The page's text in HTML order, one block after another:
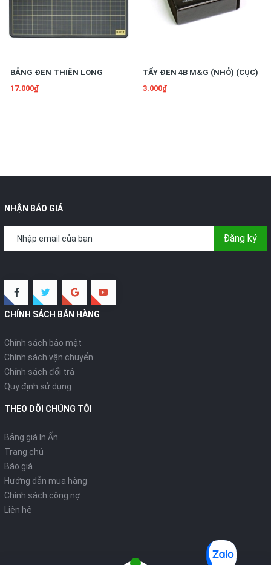
BẢNG ĐEN THIÊN LONG
17.000₫
TẨY ĐEN 4B M&G (NHỎ) (CỤC)
3.000₫
NHẬN BÁO GIÁ
Đăng ký
CHÍNH SÁCH BÁN HÀNG
Chính sách bảo mật
Chính sách vận chuyển
Chính sách đổi trả
Quy định sử dụng
THEO DÕI CHÚNG TÔI
Bảng giá In Ấn
Trang chủ
Báo giá
Hướng dẫn mua hàng
Chính sách công nợ
Liên hệ